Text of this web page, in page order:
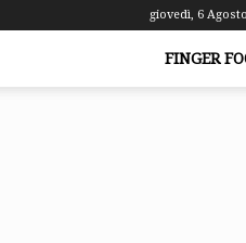
giovedì, 6
FINGER